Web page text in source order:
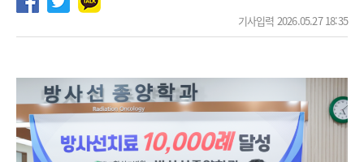
기사입력 2026.05.27 18:35